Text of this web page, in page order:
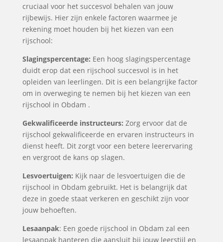
cruciaal voor het succesvol behalen van jouw
rijbewijs. Hier zijn enkele factoren waarmee je
rekening moet houden bij het kiezen van een
rijschool:
Slagingspercentage: Een hoog slagingspercentage
duidt erop dat een rijschool succesvol is in het
opleiden van leerlingen. Dit is een belangrijke factor
om in overweging te nemen bij het kiezen van een
rijschool in Obdam .
Gekwalificeerde instructeurs: Zorg ervoor dat de
rijschool gekwalificeerde en ervaren instructeurs in
dienst heeft. Dit zorgt voor een betere leerervaring
en vergroot de kans op slagen.
Lesvoertuigen: Kijk naar de lesvoertuigen die de
rijschool in Obdam gebruikt. Het is belangrijk dat
deze in goede staat verkeren en geschikt zijn voor
jouw behoeften.
Lesaanpak: Een goede rijschool in Obdam zal een
lesaanpak hanteren die aansluit bij jouw leerstijl en